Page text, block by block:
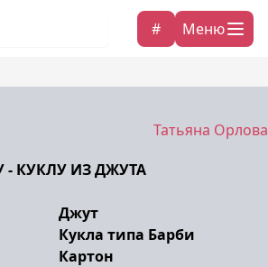
# Меню
Татьяна Орлова
- КУКЛУ ИЗ ДЖУТА
Джут
Кукла типа Барби
Картон